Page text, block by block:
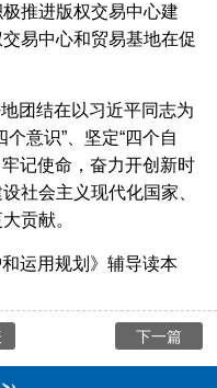
推进版权交易中心建
易中心和贸易基地在促
团结在以习近平同志为
意识”、坚定“四个自
牢记使命，奋力开创新时
社会主义现代化国家、
贡献。
和运用规划》辅导读本
下一篇